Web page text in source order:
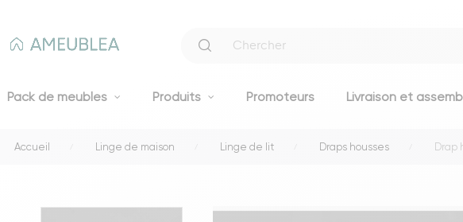
Pack de meubles Produits
Canapés Assises
Promoteurs Livraison et
Accueil Linge de maison Linge de lit Draps housses Drap